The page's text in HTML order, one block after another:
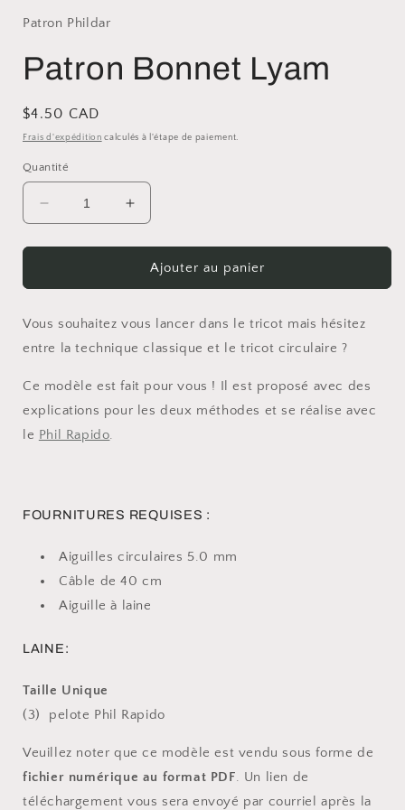
Patron Phildar
Patron Bonnet Lyam
Prix
habituel
$4.50 CAD
Frais d'expédition calculés à l'étape de paiement.
Quantité
Réduire
la
quantité
Patron
Lyam
Augmenter
la
quantité
Patron
Lyam
Ajouter au panier
Vous souhaitez vous lancer dans le tricot mais hésitez
entre la technique classique et le tricot circulaire ?
Ce modèle est fait pour vous ! Il est proposé avec des
explications pour les deux méthodes et se réalise avec
le Phil Rapido.
FOURNITURES REQUISES :
Aiguilles circulaires 5.0 mm
Câble de 40 cm
Aiguille à laine
LAINE:
Taille Unique
(3) pelote Phil Rapido
Veuillez noter que ce modèle est vendu sous forme de
fichier numérique au format PDF. Un lien de
téléchargement vous sera envoyé par courriel après la